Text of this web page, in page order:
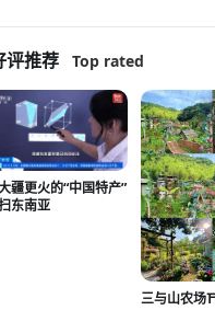
评推荐 Top rated
疆更火的“中国特产”
东南亚
三与山农场